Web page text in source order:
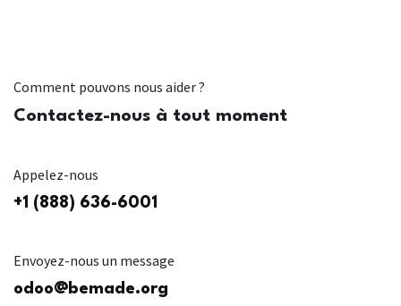
Comment pouvons nous aider ?
Contactez-nous à tout moment
Appelez-nous
+1 (888) 636-6001
Envoyez-nous un message
odoo@bemade.org